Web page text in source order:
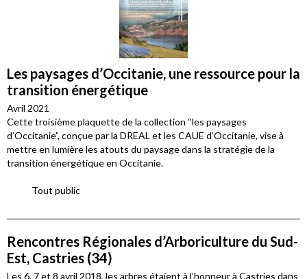
Les paysages d’Occitanie, une ressource pour la
transition énergétique
Avril 2021
Cette troisième plaquette de la collection “les paysages
d’Occitanie”, conçue par la DREAL et les CAUE d’Occitanie, vise à
mettre en lumière les atouts du paysage dans la stratégie de la
transition énergétique en Occitanie.
Tout public
Rencontres Régionales d’Arboriculture du Sud-
Est, Castries (34)
Les 6, 7 et 8 avril 2018, les arbres étaient à l’honneur à Castries dans